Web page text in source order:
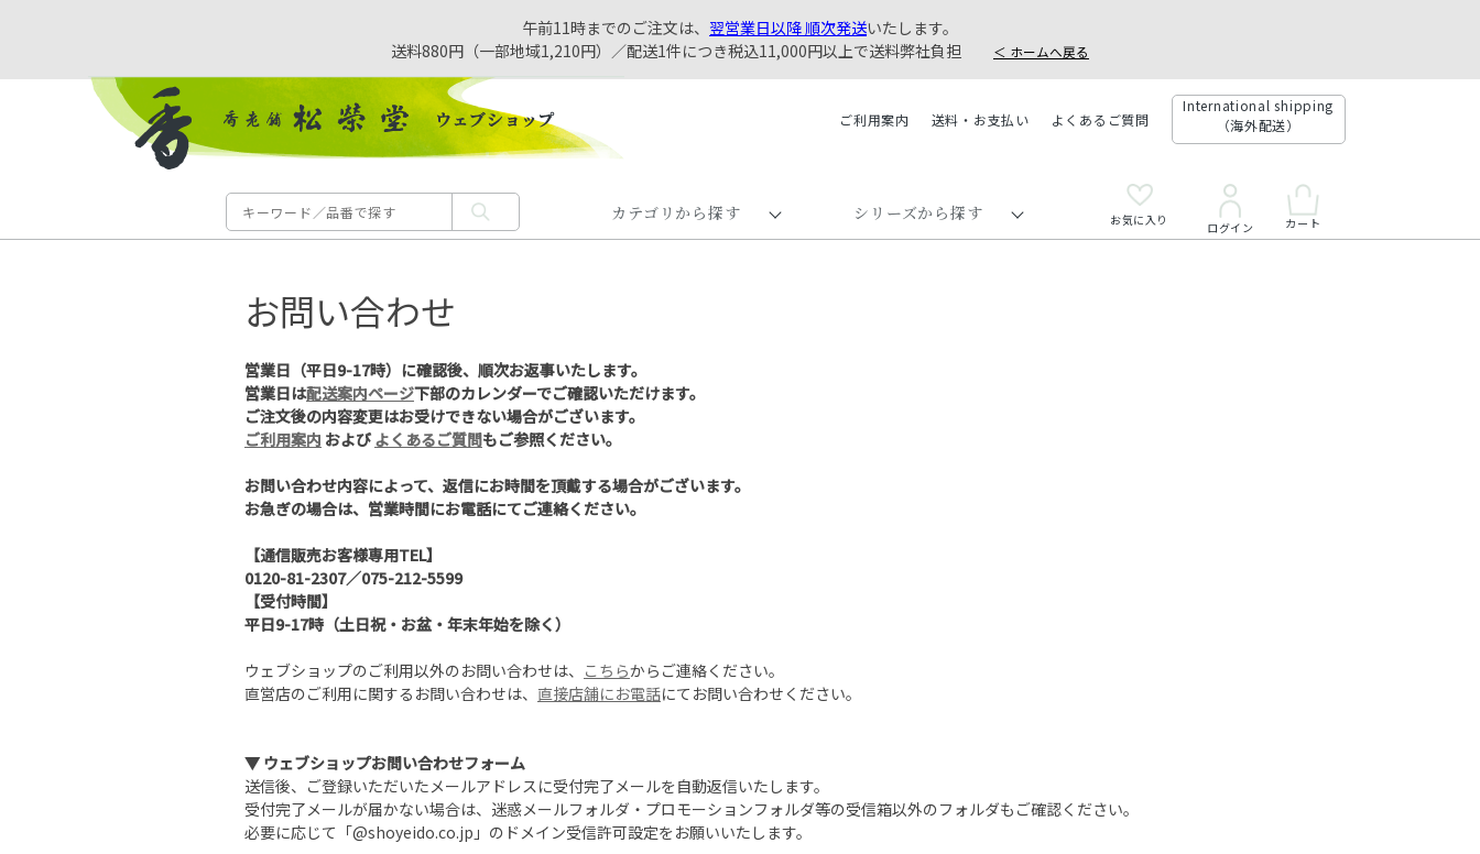
午前11時までのご注文は、 翌営業日以降 順次発送いたします。
送料880円（一部地域1,210円）／配送1件につき税込11,000円以上で送料弊社負担
＜ ホームへ戻る
ご利用案内 送料・お支払い よくあるご質問
International shipping
（海外配送）
カテゴリから探す シリーズから探す お気に入り ログイン カート
お問い合わせ
営業日（平日9-17時）に確認後、順次お返事いたします。
営業日は配送案内ページ下部のカレンダーでご確認いただけます。
ご注文後の内容変更はお受けできない場合がございます。
ご利用案内 および よくあるご質問もご参照ください。
お問い合わせ内容によって、返信にお時間を頂戴する場合がございます。
お急ぎの場合は、営業時間にお電話にてご連絡ください。
【通信販売お客様専用TEL】
0120-81-2307／075-212-5599
【受付時間】
平日9-17時（土日祝・お盆・年末年始を除く）
ウェブショップのご利用以外のお問い合わせは、 こちらからご連絡ください。
直営店のご利用に関するお問い合わせは、 直接店舗にお電話にてお問い合わせください。
▼ ウェブショップお問い合わせフォーム
送信後、ご登録いただいたメールアドレスに受付完了メールを自動返信いたします。
受付完了メールが届かない場合は、迷惑メールフォルダ・プロモーションフォルダ等の受信箱以外のフォルダもご確認ください。
必要に応じて「@shoyeido.co.jp」のドメイン受信許可設定をお願いいたします。